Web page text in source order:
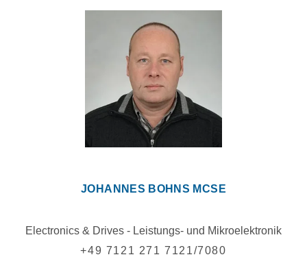
JOHANNES BOHNS MCSE
Electronics & Drives - Leistungs- und Mikroelektronik
+49 7121 271 7121/7080